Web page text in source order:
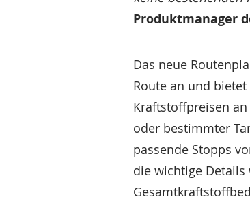
Produktmanager
Das neue
Route an und
Kraftstoffpreisen
oder bestimmter
passende Stopps
die wichtige Details